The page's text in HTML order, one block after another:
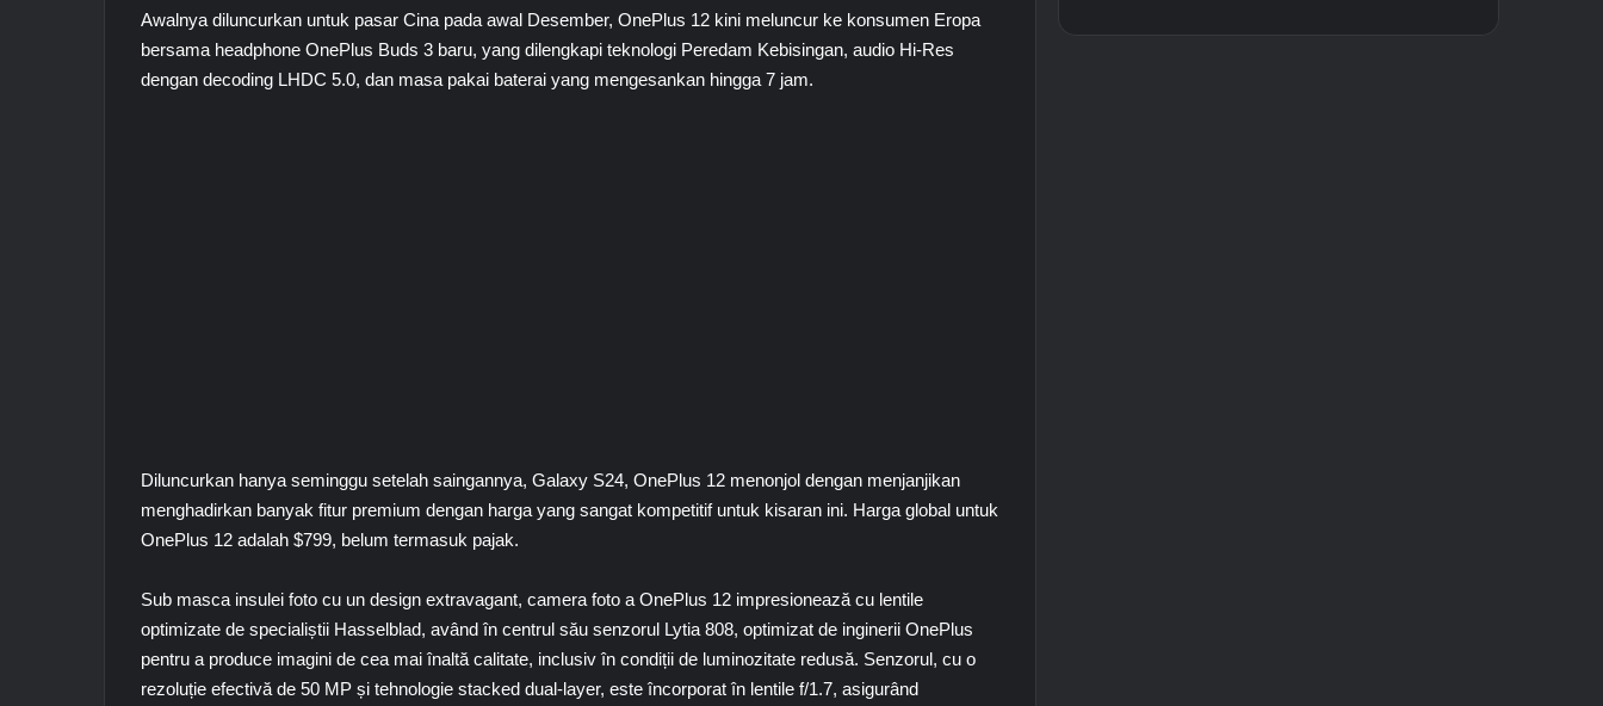
Awalnya diluncurkan untuk pasar Cina pada awal Desember, OnePlus 12 kini meluncur ke konsumen Eropa
bersama headphone OnePlus Buds 3 baru, yang dilengkapi teknologi Peredam Kebisingan, audio Hi-Res
dengan decoding LHDC 5.0, dan masa pakai baterai yang mengesankan hingga 7 jam.
Diluncurkan hanya seminggu setelah saingannya, Galaxy S24, OnePlus 12 menonjol dengan menjanjikan
menghadirkan banyak fitur premium dengan harga yang sangat kompetitif untuk kisaran ini. Harga global untuk
OnePlus 12 adalah $799, belum termasuk pajak.
Sub masca insulei foto cu un design extravagant, camera foto a OnePlus 12 impresionează cu lentile
optimizate de specialiștii Hasselblad, având în centrul său senzorul Lytia 808, optimizat de inginerii OnePlus
pentru a produce imagini de cea mai înaltă calitate, inclusiv în condiții de luminozitate redusă. Senzorul, cu o
rezoluție efectivă de 50 MP și tehnologie stacked dual-layer, este încorporat în lentile f/1.7, asigurând